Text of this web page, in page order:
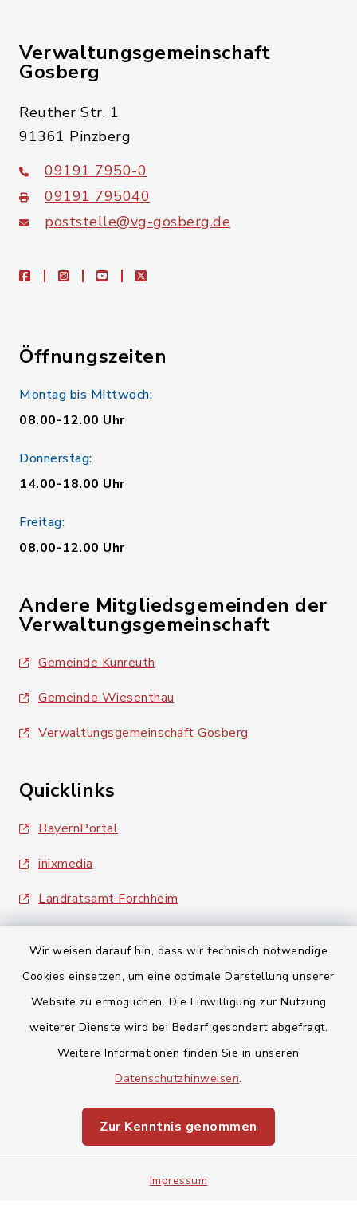
Wir weisen darauf hin, dass wir technisch notwendige
Cookies einsetzen, um eine optimale Darstellung unserer
Website zu ermöglichen. Die Einwilligung zur Nutzung
weiterer Dienste wird bei Bedarf gesondert abgefragt.
Weitere Informationen finden Sie in unseren
Datenschutzhinweisen.
Zur Kenntnis genommen
Impressum
Verwaltungsgemeinschaft
Gosberg
Reuther Str. 1
91361 Pinzberg
09191 7950-0
09191 795040
poststelle@vg-gosberg.de
facebookinstagramyoutubeX
Öffnungszeiten
Montag bis Mittwoch:
08.00-12.00 Uhr
Donnerstag:
14.00-18.00 Uhr
Freitag:
08.00-12.00 Uhr
Andere Mitgliedsgemeinden der
Verwaltungsgemeinschaft
Gemeinde Kunreuth
Gemeinde Wiesenthau
Verwaltungsgemeinschaft Gosberg
Quicklinks
BayernPortal
inixmedia
Landratsamt Forchheim
Barrierefreiheit
Impressum
Sitemap